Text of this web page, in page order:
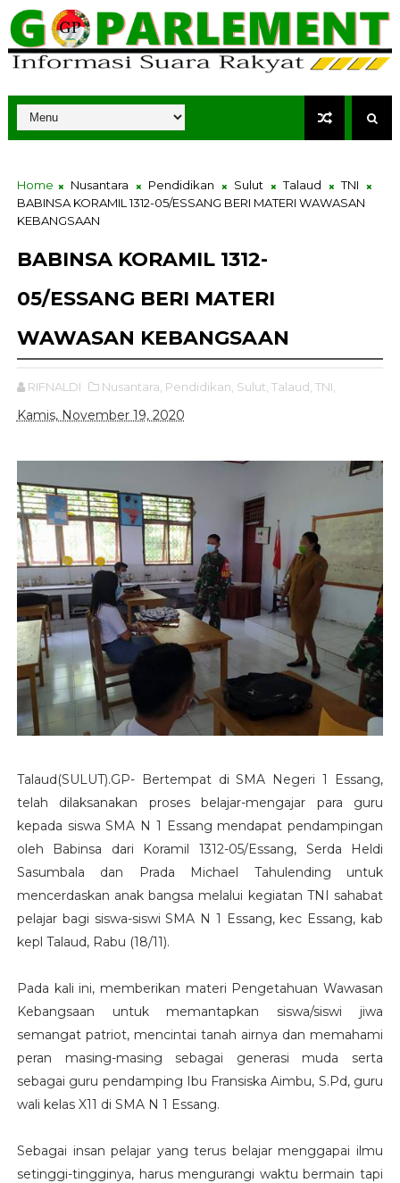
Home Nusantara Pendidikan Sulut Talaud
TNI
BABINSA KORAMIL 1312-05/ESSANG BERI MATERI WAWASAN
KEBANGSAAN
BABINSA KORAMIL 1312-
05/ESSANG BERI MATERI
WAWASAN KEBANGSAAN
RIFNALDI Nusantara, Pendidikan, Sulut, Talaud, TNI,
Kamis, November 19, 2020
Talaud(SULUT).GP- Bertempat di SMA Negeri 1 Essang,
telah dilaksanakan proses belajar-mengajar para guru
kepada siswa SMA N 1 Essang mendapat pendampingan
oleh Babinsa dari Koramil 1312-05/Essang, Serda Heldi
Sasumbala dan Prada Michael Tahulending untuk
mencerdaskan anak bangsa melalui kegiatan TNI sahabat
pelajar bagi siswa-siswi SMA N 1 Essang, kec Essang, kab
kepl Talaud, Rabu (18/11).
Pada kali ini, memberikan materi Pengetahuan Wawasan
Kebangsaan untuk memantapkan siswa/siswi jiwa
semangat patriot, mencintai tanah airnya dan memahami
peran masing-masing sebagai generasi muda serta
sebagai guru pendamping Ibu Fransiska Aimbu, S.Pd, guru
wali kelas X11 di SMA N 1 Essang.
Sebagai insan pelajar yang terus belajar menggapai ilmu
setinggi-tingginya, harus mengurangi waktu bermain tapi